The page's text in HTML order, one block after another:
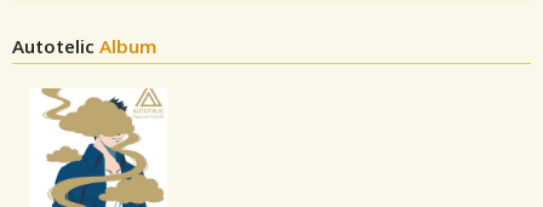
Autotelic Album